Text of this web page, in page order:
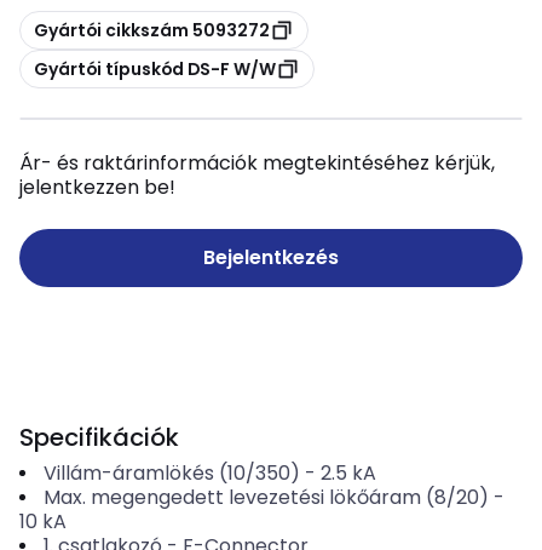
Másolás
Gyártói cikkszám 5093272
Másolás
Gyártói típuskód DS-F W/W
Ár- és raktárinformációk megtekintéséhez kérjük,
jelentkezzen be!
Bejelentkezés
Specifikációk
Villám-áramlökés (10/350) - 2.5 kA
Max. megengedett levezetési lökőáram (8/20) -
10 kA